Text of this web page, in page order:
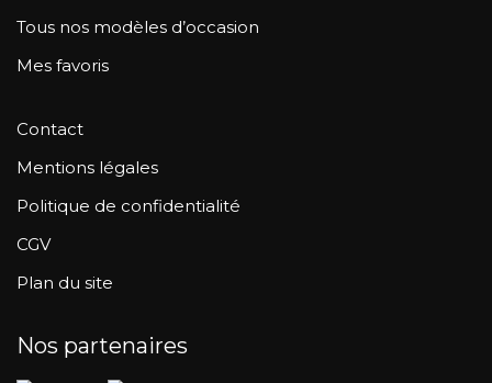
Tous nos modèles d’occasion
Mes favoris
Contact
Mentions légales
Politique de confidentialité
CGV
Plan du site
Nos partenaires